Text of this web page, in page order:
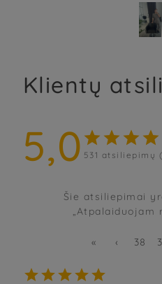
Klientų
5,0    
531 atsiliepimų
Šie atsiliepimai
„Atpalaiduojam
« ‹ 38
